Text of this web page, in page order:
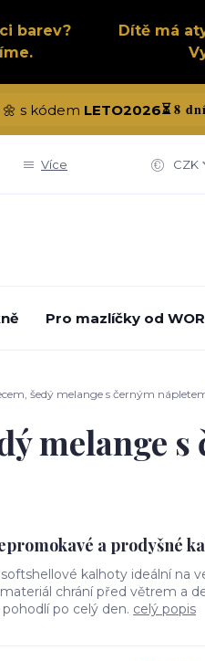
barev?
Dítě má
s kódem LETO2026⏳8
Více CZK
Pro mazlíčky od
šedý melange s černým
melange s
a prodyšné
kalhoty ideální na
chrání před větrem a
po celý den. celý popis